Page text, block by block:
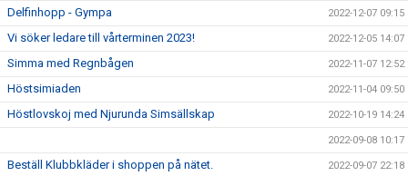
Delfinhopp - Gympa 2022-12-07 09:15
Vi söker ledare till vårterminen 2023! 2022-12-05 14:07
Simma med Regnbågen 2022-11-07 12:52
Höstsimiaden 2022-11-04 09:50
Höstlovskoj med Njurunda Simsällskap 2022-10-19 14:24
2022-09-08 10:17
Beställ Klubbkläder i shoppen på nätet. 2022-09-07 22:18